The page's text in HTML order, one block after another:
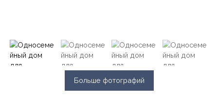
Больше фотографий